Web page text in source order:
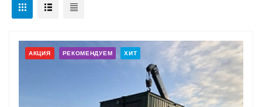
АКЦИЯ РЕКОМЕНДУЕМ ХИТ